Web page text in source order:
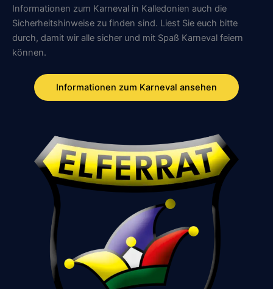
Informationen zum Karneval in Kalledonien auch die
Sicherheitshinweise zu finden sind. Liest Sie euch bitte
durch, damit wir alle sicher und mit Spaß Karneval feiern
können.
Informationen zum Karneval ansehen